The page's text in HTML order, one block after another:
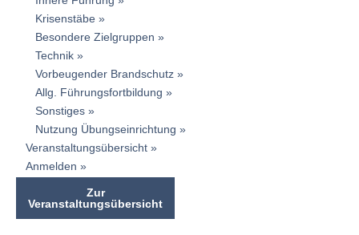
Krisenstäbe
Besondere Zielgruppen
Technik
Vorbeugender Brandschutz
Allg. Führungsfortbildung
Sonstiges
Nutzung Übungseinrichtung
Veranstaltungsübersicht
Anmelden
Zur
Veranstaltungsübersicht